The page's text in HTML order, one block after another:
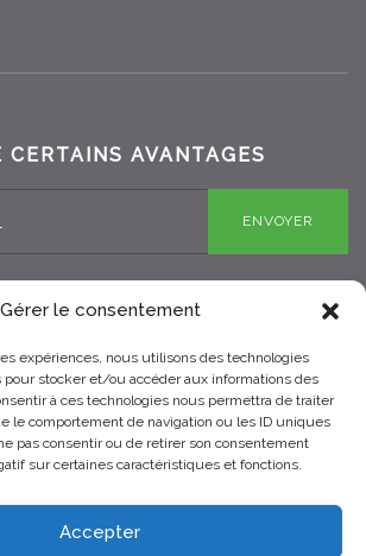
Gérer le consentement
expériences, nous utilisons des technologies
stocker et/ou accéder aux informations des
à ces technologies nous permettra de traiter
le comportement de navigation ou les ID uniques
pas consentir ou de retirer son consentement
sur certaines caractéristiques et fonctions.
Accepter
CERTAINS AVANTAGES
ENVOYER
RBQ 8330-0970-25